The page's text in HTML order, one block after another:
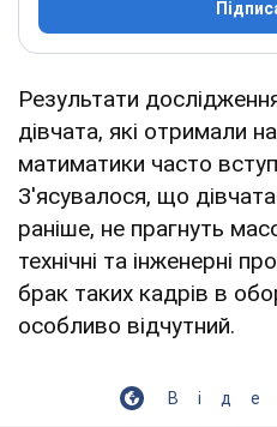
Результати
дівчата, які отримали
матиматики часто
З'ясувалося, що
раніше, не прагнуть
технічні та інженерні
брак таких кадрів в
особливо відчутний.